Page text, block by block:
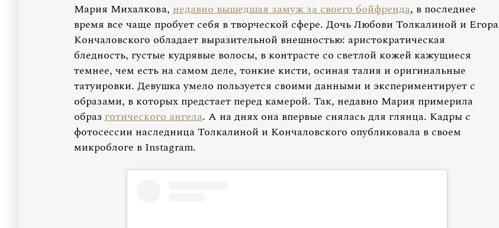
Мария Михалкова,недавно вышедшая замуж за своего бойфренда, в последнее
время все чаще пробует себя в творческой сфере. Дочь Любови Толкалиной и Егора
Кончаловского обладает выразительной внешностью: аристократическая
бледность, густые кудрявые волосы, в контрасте со светлой кожей кажущиеся
темнее, чем есть на самом деле, тонкие кисти, осиная талия и оригинальные
татуировки. Девушка умело пользуется своими данными и экспериментирует с
образами, в которых предстает перед камерой. Так, недавно Мария примерила
образготического ангела. А на днях она впервые снялась для глянца. Кадры с
фотосессии наследница Толкалиной и Кончаловского опубликовала в своем
микроблоге в Instagram.